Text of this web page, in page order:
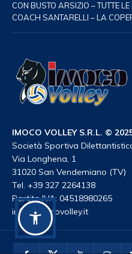
CON BUSTO ARSIZIO – TUTTE
COACH SANTARELLI – LA
IMOCO VOLLEY S.R.L. ©
Società Sportiva
Via Longhena, 1
31020 San Vendemiano (TV)
Tel. +39 327 2264138
Partita IVA: 04518980265
info@imocovolley.it